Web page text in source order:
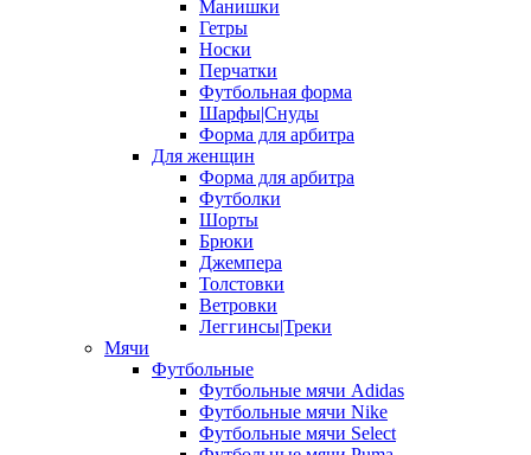
Манишки
Гетры
Носки
Перчатки
Футбольная форма
Шарфы|Снуды
Форма для арбитра
Для женщин
Форма для арбитра
Футболки
Шорты
Брюки
Джемпера
Толстовки
Ветровки
Леггинсы|Треки
Мячи
Футбольные
Футбольные мячи Adidas
Футбольные мячи Nike
Футбольные мячи Select